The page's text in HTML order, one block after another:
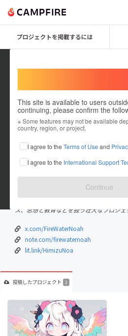
プロジェクトを掲載するには
This site is available to users
continuing, please confirm the
※ Some features may not be available
country, region, or project.
I agree to the Terms of Use and
I agree to the International Support
Continue
火水希星
これまでに1件のプロジェクトを投稿し
在住国：日本 現在地：東京都
出身国：日本 出身地：東京都
「ひみずのあ」と読みます。物語を愛し
ト会長。AIで悟りと世界平和を目指しな
ス、思想と教育などを扱う壮大なプロジェ
x.com/FireWaterNoah
note.com/firewaternoah
lit.link/HimizuNoa
投稿したプロジェクト 1